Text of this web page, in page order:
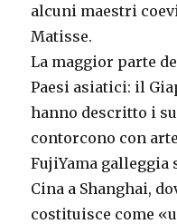
alcuni maestri
Matisse.
La maggior parte
Paesi asiatici: il
hanno descritto i
contorcono con
FujiYama galleggia
Cina a Shanghai,
costituisce come